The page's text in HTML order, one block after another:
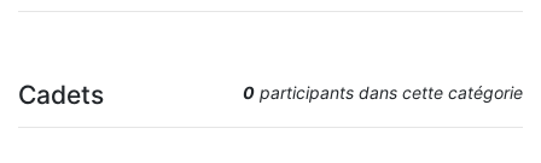
0 participants dans cette catégorie
Cadets